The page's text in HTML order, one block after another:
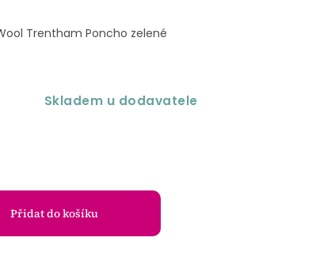
Trentham Poncho zelené
Skladem u dodavatele
Přidat do košíku